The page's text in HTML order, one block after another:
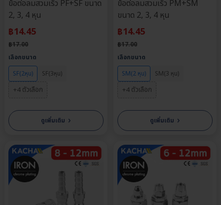
ข้อต่อลมสวมเร็ว PF+SF ขนาด
2, 3, 4 หุน
฿14.45
฿17.00
เลือกขนาด
SF(2หุน)
SF(3หุน)
+4 ตัวเลือก
ดูเพิ่มเติม ›
ข้อต่อลมสวมเร็ว PM+SM
ขนาด 2, 3, 4 หุน
฿14.45
฿17.00
เลือกขนาด
SM(2 หุน)
SM(3 หุน)
+4 ตัวเลือก
ดูเพิ่มเติม ›